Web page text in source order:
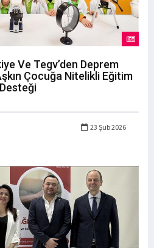
Ve Tegv’den Deprem
Çocuğa Nitelikli Eğitim
Desteği
23 Şub 2026